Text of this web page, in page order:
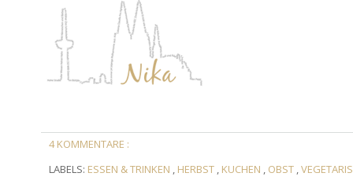
4 KOMMENTARE :
LABELS: ESSEN & TRINKEN , HERBST , KUCHEN , OBST ,